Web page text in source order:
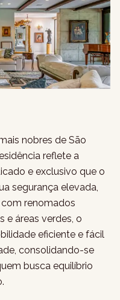
nobres de São
reflete a
e exclusivo que o
segurança elevada,
renomados
e áreas verdes, o
eficiente e fácil
consolidando-se
busca equilíbrio